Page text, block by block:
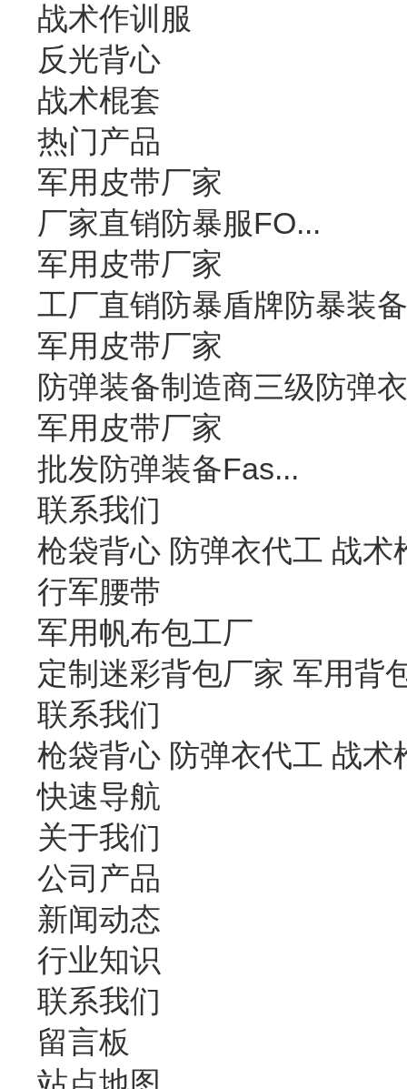
战术作训服
反光背心
战术棍套
热门产品
军用皮带厂家
厂家直销防暴服FO...
军用皮带厂家
工厂直销防暴盾牌防暴装备
军用皮带厂家
防弹装备制造商三级防弹衣
军用皮带厂家
批发防弹装备Fas...
联系我们
枪袋背心 防弹衣代工 战术
行军腰带
军用帆布包工厂
定制迷彩背包厂家 军用背
联系我们
枪袋背心 防弹衣代工 战术
快速导航
关于我们
公司产品
新闻动态
行业知识
联系我们
留言板